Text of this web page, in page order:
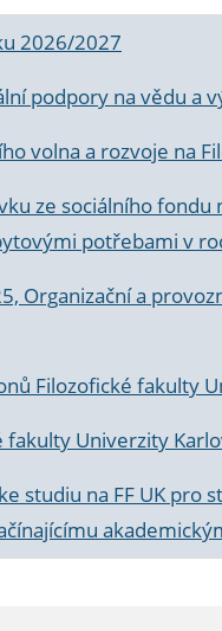
2026/2027
podpory na vědu a
volna a rozvoje na
ze sociálního
potřebami v
Organizační a
Filozofické fakulty
fakulty Univerzity
studiu na FF UK pro